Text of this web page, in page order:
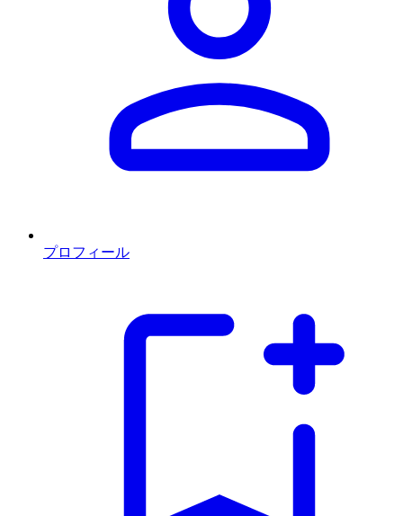
プロフィール